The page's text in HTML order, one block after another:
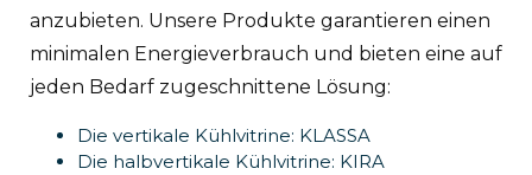
anzubieten. Unsere Produkte garantieren einen
minimalen Energieverbrauch und bieten eine auf
jeden Bedarf zugeschnittene Lösung:
Die vertikale Kühlvitrine: KLASSA
Die halbvertikale Kühlvitrine: KIRA